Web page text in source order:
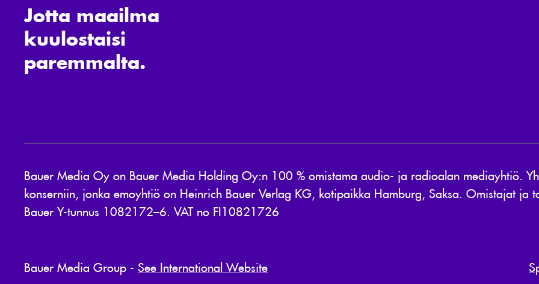
Jotta maailma
kuulostaisi
paremmalta.
Bauer Media Oy on Bauer Media Holding Oy:n 100 % omistama audio- ja radioalan mediayhtiö.
konserniin, jonka emoyhtiö on Heinrich Bauer Verlag KG, kotipaikka Hamburg, Saksa. Omistajat ja
Bauer Y-tunnus 1082172–6. VAT no FI10821726
Bauer Media Group - See International Website